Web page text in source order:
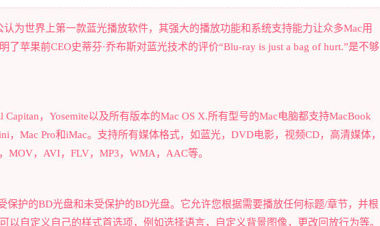
认为世界上第一款蓝光播放软件，其强大的播放功能和系统支持能力让众多Mac用
了苹果前CEO史蒂芬·乔布斯对蓝光技术的评价“Blu-ray is just a bag of hurt.”是不够
，Yosemite以及所有版本的Mac OS X.所有型号的Mac电脑都支持MacBook
，Mac Pro和iMac。支持所有媒体格式，如蓝光，DVD电影，视频CD，高清媒体，
MOV，AVI，FLV，MP3，WMA，AAC等。
保护的BD光盘和未受保护的BD光盘。它允许您根据需要播放任何标题/章节，并根
以自定义自己的样式首选项，例如选择语言，自定义背景图像，更改回放行为等。